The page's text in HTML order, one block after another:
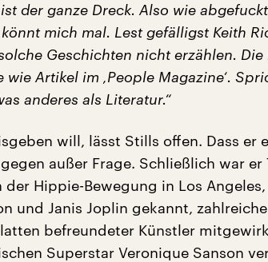
der ganze Dreck. Also wie
mich mal. Lest gefälligst Keith
Geschichten nicht erzählen. Die
Artikel im ‚People Magazine‘.
anderes als Literatur.“
will, lässt Stills offen. Dass er
außer Frage. Schließlich war er
der Hippie-Bewegung in Los
und Janis Joplin gekannt,
befreundeter Künstler
Superstar Veronique Sanson